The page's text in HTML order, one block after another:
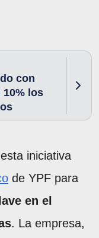
con
10% los
iniciativa
de YPF para
en el
. La empresa,